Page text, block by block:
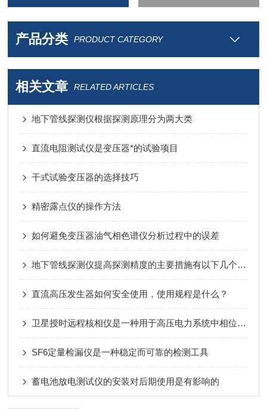
产品分类 PRODUCT CATEGORY
相关文章 RELATED ARTICLES
地下管线探测仪根据探测原理分为两大类
直流电阻测试仪是变压器*的试验项目
干式试验变压器的选择技巧
精密露点仪的操作方法
如何避免变压器油气相色谱仪分析过程中的误差
地下管线探测仪提高探测精度的主要措施有以下几个方面
直流高压发生器如何安全使用，使用规程是什么？
卫星授时远程核相仪是一种用于高压电力系统中相位测量的先进设备
SF6定量检漏仪是一种稳定而可靠的检测工具
蓄电池放电测试仪的安装对后期使用是有影响的